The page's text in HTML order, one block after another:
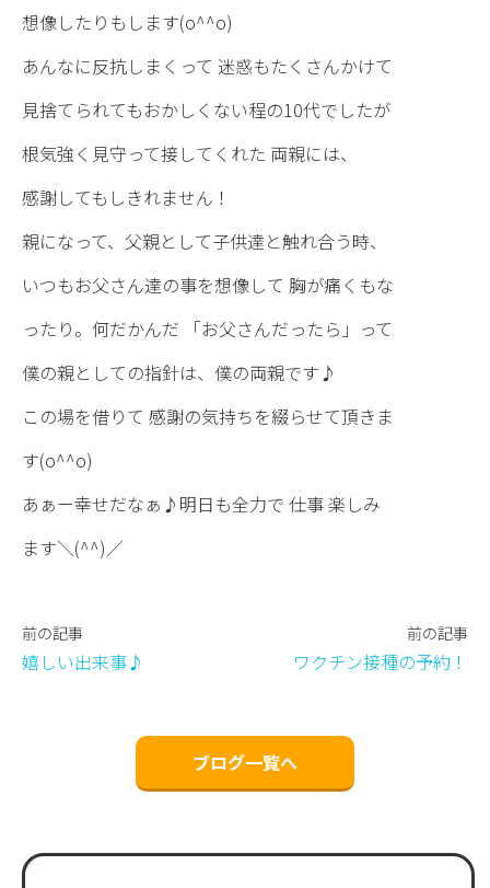
想像したりもします(o^^o)
あんなに反抗しまくって 迷惑もたくさんかけて
見捨てられてもおかしくない程の10代でしたが
根気強く見守って接してくれた 両親には、
感謝してもしきれません！
親になって、父親として子供達と触れ合う時、
いつもお父さん達の事を想像して 胸が痛くもな
ったり。何だかんだ 「お父さんだったら」って
僕の親としての指針は、僕の両親です♪
この場を借りて 感謝の気持ちを綴らせて頂きま
す(o^^o)
あぁー幸せだなぁ♪明日も全力で 仕事 楽しみ
ます＼(^^)／
前の記事
嬉しい出来事♪
前の記事
ワクチン接種の予約！
ブログ一覧へ